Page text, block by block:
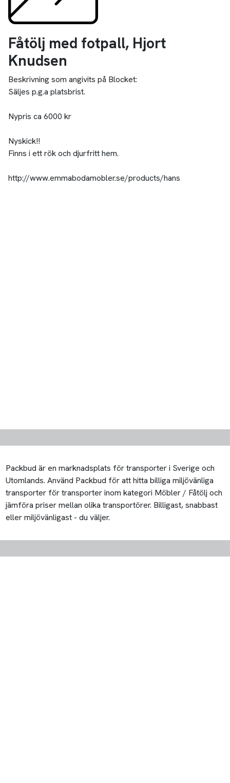
Fåtölj med fotpall, Hjort
Knudsen
Beskrivning som angivits på Blocket:
Säljes p.g.a platsbrist.
Nypris ca 6000 kr
Nyskick!!
Finns i ett rök och djurfritt hem.
http://www.emmabodamobler.se/products/hans
Packbud är en marknadsplats för transporter i Sverige och
Utomlands. Använd Packbud för att hitta billiga miljövänliga
transporter för transporter inom kategori Möbler / Fåtölj och
jämföra priser mellan olika transportörer. Billigast, snabbast
eller miljövänligast - du väljer.